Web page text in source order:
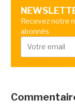
Recevez notre
abonnés